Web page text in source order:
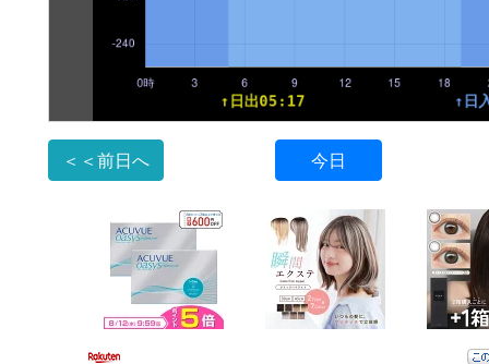
＜＜前日へ 今日